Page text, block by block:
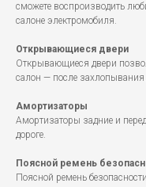
сможете воспроизводить
салоне электромобиля.
Открывающиеся двери
Открывающиеся двери
салон — после
Амортизаторы
Амортизаторы задние и
дороге.
Поясной ремень
Поясной ремень